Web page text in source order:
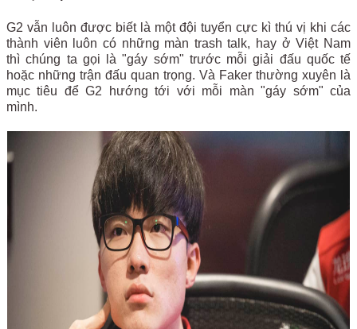
G2 vẫn luôn được biết là một đội tuyển cực kì thú vị khi các
thành viên luôn có những màn trash talk, hay ở Việt Nam
thì chúng ta gọi là "gáy sớm" trước mỗi giải đấu quốc tế
hoặc những trận đấu quan trọng. Và Faker thường xuyên là
mục tiêu để G2 hướng tới với mỗi màn "gáy sớm" của
mình.